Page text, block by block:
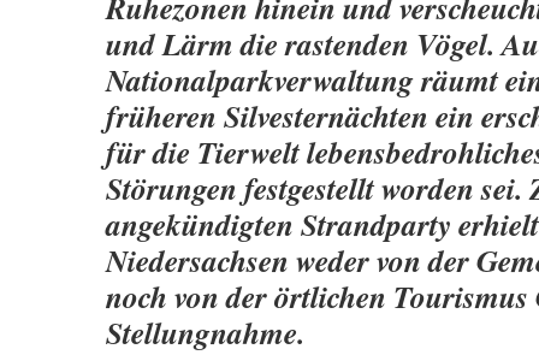
und Lärm die rastenden Vögel.
Nationalparkverwaltung räumt
früheren Silvesternächten ein
für die Tierwelt
Störungen festgestellt worden sei.
angekündigten Strandparty
Niedersachsen weder von der
noch von der örtlichen Tourismus
Stellungnahme.